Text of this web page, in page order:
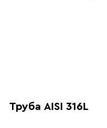
Труба AISI 316L